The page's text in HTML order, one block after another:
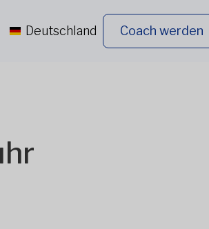
Deutschland Coach werden